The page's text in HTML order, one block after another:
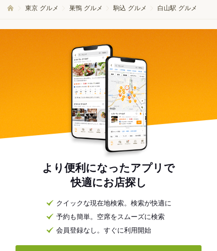
東京 グルメ 巣鴨 グルメ 駒込 グルメ 白山駅 グルメ
より便利になったアプリで
快適にお店探し
クイックな現在地検索。検索が快適に
予約も簡単。空席をスムーズに検索
会員登録なし。すぐに利用開始